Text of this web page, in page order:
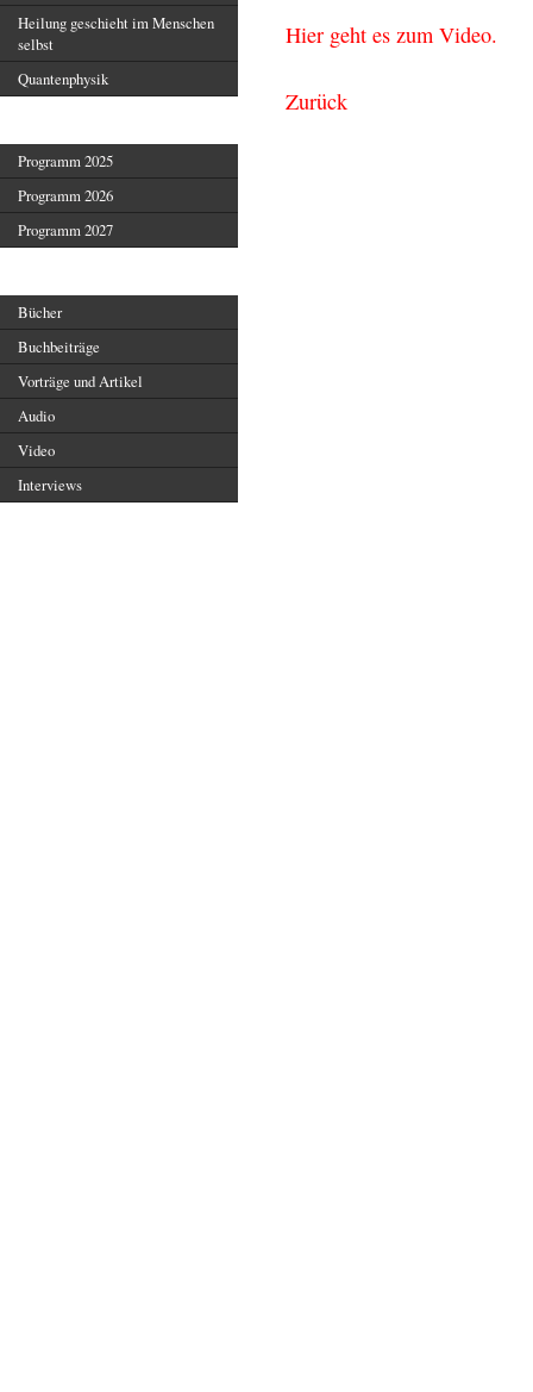
Hier geht es zum Video.
Zurück
Heilung geschieht im Menschen
selbst
Quantenphysik
Programm 2025
Programm 2026
Programm 2027
Bücher
Buchbeiträge
Vorträge und Artikel
Audio
Video
Interviews